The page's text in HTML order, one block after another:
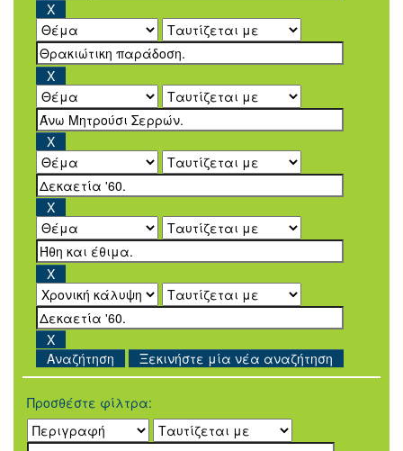
Ξεκινήστε μία νέα αναζήτηση
Προσθέστε φίλτρα: